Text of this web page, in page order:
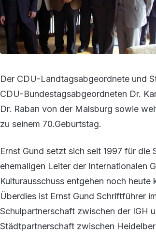
Der CDU-Landtagsabgeordnete und
CDU-Bundestagsabgeordneten Dr.
Dr. Raban von der Malsburg sowie
zu seinem 70.Geburtstag.
Ernst Gund setzt sich seit 1997 für
ehemaligen Leiter der Internationalen
Kulturausschuss entgehen noch
Überdies ist Ernst Gund Schriftführer
Schulpartnerschaft zwischen der IGH
Städtpartnerschaft zwischen